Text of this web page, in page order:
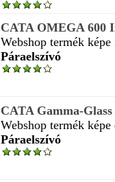
CATA OMEGA 600
Webshop termék
Páraelszívó
CATA Gamma-
Webshop termék
Páraelszívó